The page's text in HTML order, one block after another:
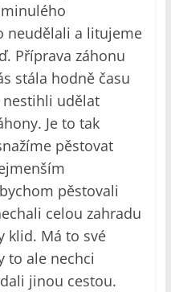
neudělali a litujeme
Příprava záhonu
stála hodně času
udělat
Je to tak
pěstovat
pěstovali
celou zahradu
klid. Má to své
to ale nechci
jinou cestou.